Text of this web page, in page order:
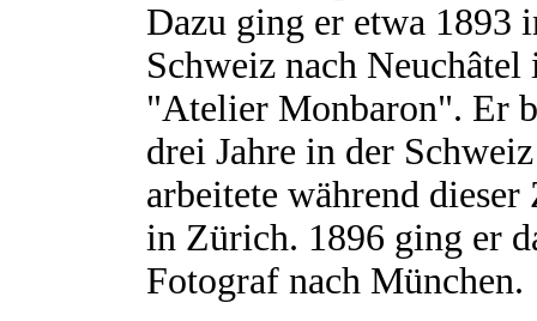
Dazu ging er etwa 1893
Schweiz nach Neuchâtel
"Atelier Monbaron". Er
drei Jahre in der
arbeitete während dieser
in Zürich. 1896 ging er
Fotograf nach München.